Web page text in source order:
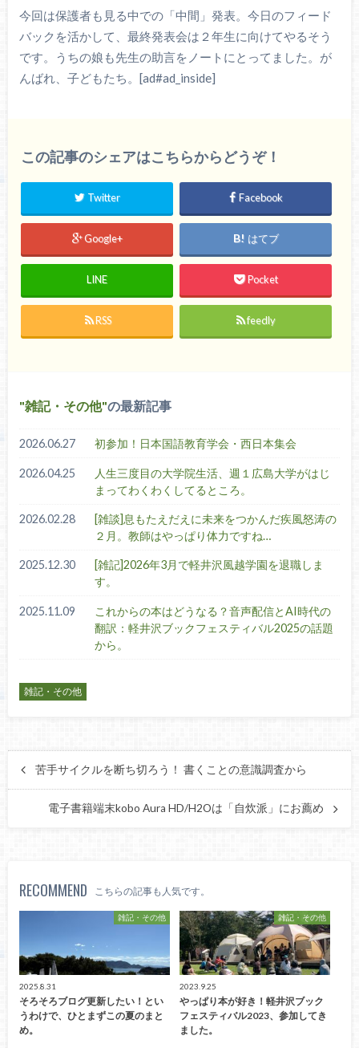
今回は保護者も見る中での「中間」発表。今日のフィード
バックを活かして、最終発表会は２年生に向けてやるそう
です。うちの娘も先生の助言をノートにとってました。が
んばれ、子どもたち。[ad#ad_inside]
この記事のシェアはこちらからどうぞ！
Twitter Facebook
Google+ はてブ
LINE Pocket
RSS feedly
雑記・その他 の最新記事
2026.06.27 初参加！日本国語教育学会・西日本集会
2026.04.25
人生三度目の大学院生活、週１広島大学がはじ
まってわくわくしてるところ。
2026.02.28
[雑談]息もたえだえに未来をつかんだ疾風怒涛の
２月。教師はやっぱり体力ですね…
2025.12.30
[雑記]2026年3月で軽井沢風越学園を退職しま
す。
2025.11.09
これからの本はどうなる？音声配信とAI時代の
翻訳：軽井沢ブックフェスティバル2025の話題
から。
雑記・その他
苦手サイクルを断ち切ろう！ 書くことの意識調査から
電子書籍端末kobo Aura HD/H2Oは「自炊派」にお薦め
RECOMMEND こちらの記事も人気です。
雑記・その他
2025.8.31
そろそろブログ更新したい！とい
うわけで、ひとまずこの夏のまと
め。
雑記・その他
2023.9.25
やっぱり本が好き！軽井沢ブック
フェスティバル2023、参加してき
ました。